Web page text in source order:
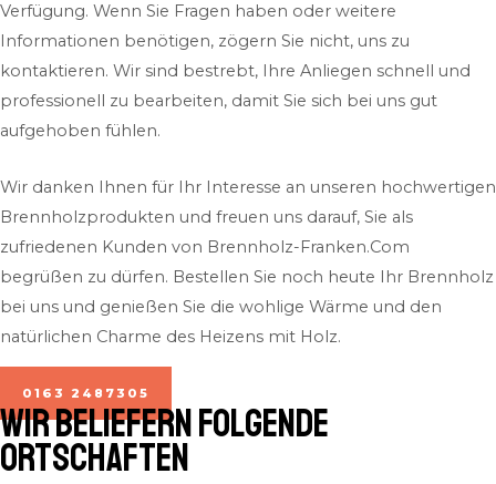
Verfügung. Wenn Sie Fragen haben oder weitere
Informationen benötigen, zögern Sie nicht, uns zu
kontaktieren. Wir sind bestrebt, Ihre Anliegen schnell und
professionell zu bearbeiten, damit Sie sich bei uns gut
aufgehoben fühlen.
Wir danken Ihnen für Ihr Interesse an unseren hochwertigen
Brennholzprodukten und freuen uns darauf, Sie als
zufriedenen Kunden von Brennholz-Franken.Com
begrüßen zu dürfen. Bestellen Sie noch heute Ihr Brennholz
bei uns und genießen Sie die wohlige Wärme und den
natürlichen Charme des Heizens mit Holz.
0163 2487305
Wir beliefern folgende
Ortschaften